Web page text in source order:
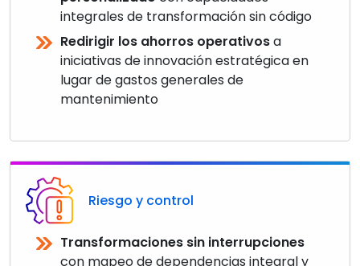
integrales de transformación sin código
Redirigir los ahorros operativosa
iniciativas de innovación estratégica en
lugar de gastos generales de
mantenimiento
Riesgo y control
Transformaciones sin interrupciones
con mapeo de dependencias integral y